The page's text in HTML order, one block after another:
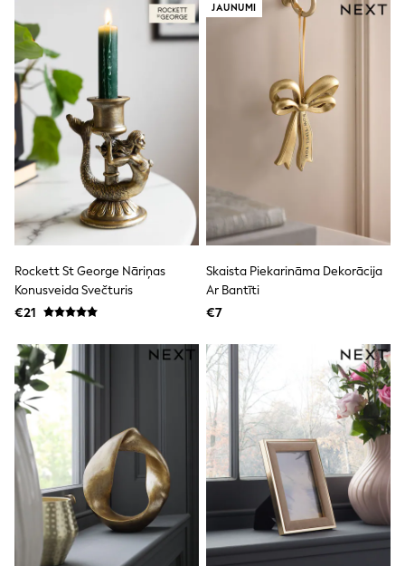
Sets & Outfits
Tops
Nightwear & Pyjamas
Trousers & Leggings
Shirts & Blouses
Swimwear
Jeans
Jumpsuits & Playsuits
Multipacks
All Holiday Shop
Tops
Dresses
Shorts
Skirts
Rash Vests
Sun Safe Swimwear
Sun Hats & Caps
All Footwear
Half Sizes
Slippers
Wide Fit
Shoes
All Underwear
New In
Nighties
Pyjamas
Robes
Socks & Tights
Rockett St George Nāriņas
Konusveida Svečturis
€21
JAUNUMI
Skaista Piekarināma Dekorācija
Ar Bantīti
€7